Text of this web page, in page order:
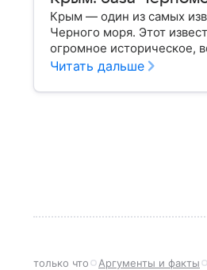
Крым — один из самых
Черного моря. Этот
огромное историческое,
переходил от одного
Читать дальше
только что Аргументы и факты